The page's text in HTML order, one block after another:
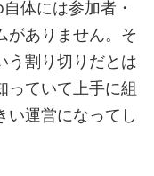
体には参加者・
がありません。そ
う割り切りだとは
っていて上手に組
い運営になってし